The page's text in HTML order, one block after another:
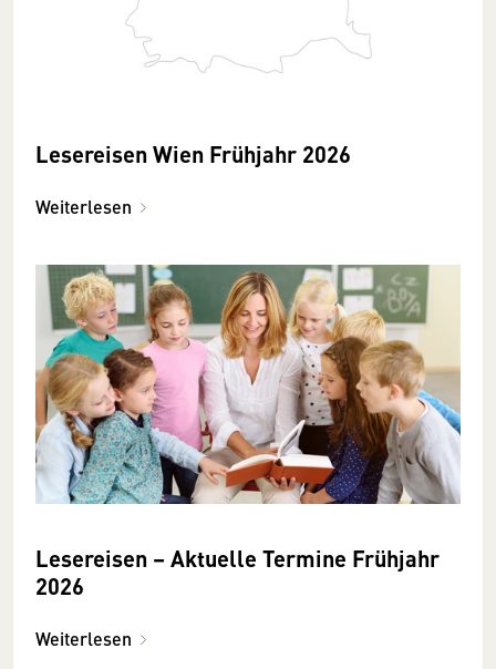
Lesereisen Wien Frühjahr 2026
Weiterlesen
Lesereisen – Aktuelle Termine Frühjahr
2026
Weiterlesen